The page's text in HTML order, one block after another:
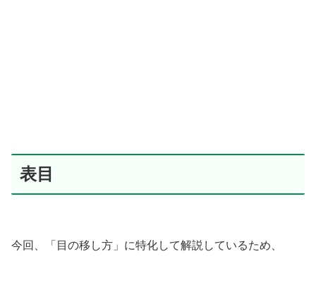
表目
今回、「目の移し方」に特化して解説しているため、